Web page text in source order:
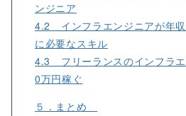
ンジニア
4.2 インフラエンジニアが年
に必要なスキル
4.3 フリーランスのインフラ
0万円稼ぐ
５．まとめ